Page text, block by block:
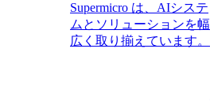
Supermicro は、AIシステ
ムとソリューションを幅
広く取り揃えています。